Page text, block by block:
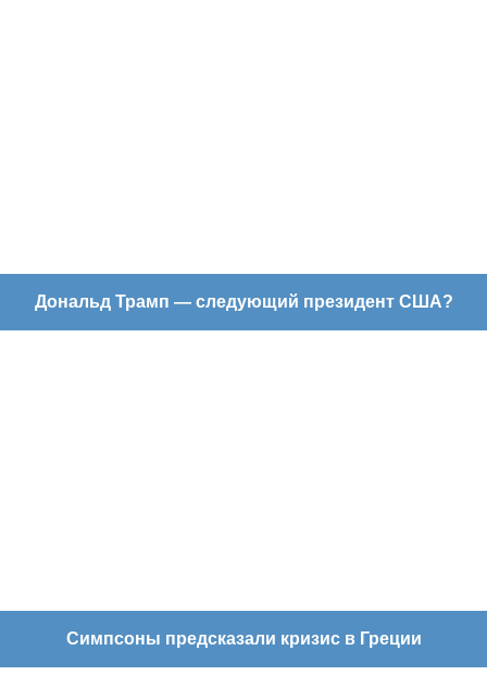
Дональд Трамп — следующий президент США?
Симпсоны предсказали кризис в Греции